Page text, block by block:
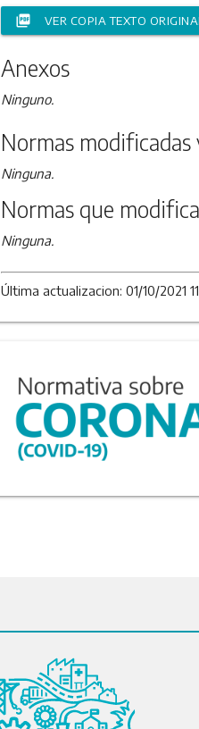
picture_as_pdf VER COPIA TEXTO ORIGINAL
Anexos
Ninguno.
Normas modificadas
Ninguna.
Normas que
Ninguna.
Última actualizacion: 01/10/2021